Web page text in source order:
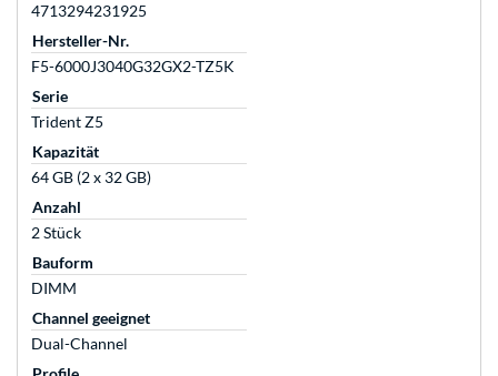
4713294231925
Hersteller-Nr.
F5-6000J3040G32GX2-TZ5K
Serie
Trident Z5
Kapazität
64 GB (2 x 32 GB)
Anzahl
2 Stück
Bauform
DIMM
Channel geeignet
Dual-Channel